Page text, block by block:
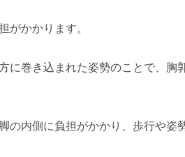
がかかります。
に巻き込まれた姿勢のことで、胸
の内側に負担がかかり、歩行や姿